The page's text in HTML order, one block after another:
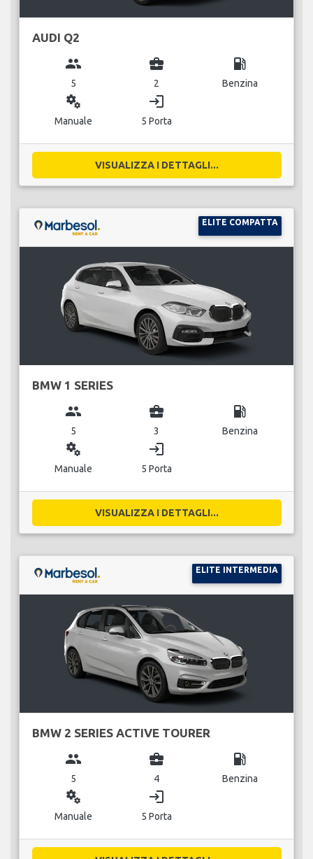
AUDI Q2
group
5
business_center
2
local_gas_station
Benzina
miscellaneous_services
Manuale
login
5 Porta
VISUALIZZA I DETTAGLI...
ELITE COMPATTA
BMW 1 SERIES
group
5
business_center
3
local_gas_station
Benzina
miscellaneous_services
Manuale
login
5 Porta
VISUALIZZA I DETTAGLI...
ELITE INTERMEDIA
BMW 2 SERIES ACTIVE TOURER
group
5
business_center
4
local_gas_station
Benzina
miscellaneous_services
Manuale
login
5 Porta